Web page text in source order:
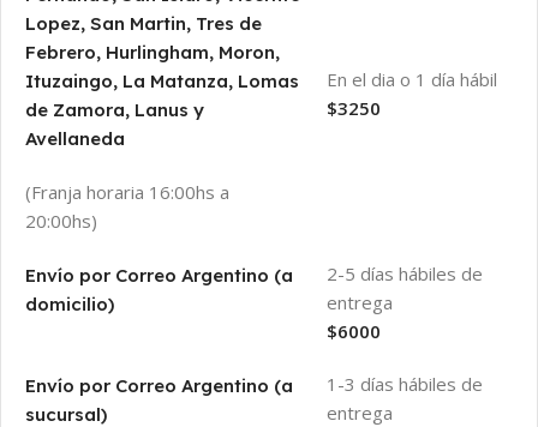
Lopez, San Martin, Tres de
Febrero, Hurlingham, Moron,
Ituzaingo, La Matanza, Lomas
de Zamora, Lanus y
Avellaneda
(Franja horaria 16:00hs a
20:00hs)
En el dia o 1 día hábil
$3250
Envío por Correo Argentino (a
domicilio)
2-5 días hábiles de
entrega
$6000
Envío por Correo Argentino (a
sucursal)
1-3 días hábiles de
entrega